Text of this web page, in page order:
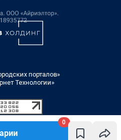
0
порталов»
Технологии»